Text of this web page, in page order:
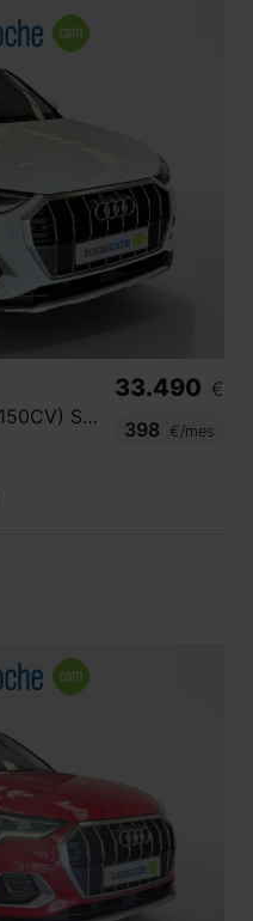
ADVANCED 35 TDI 110KW (150CV) S TRONIC
33.490 €
398
€/mes